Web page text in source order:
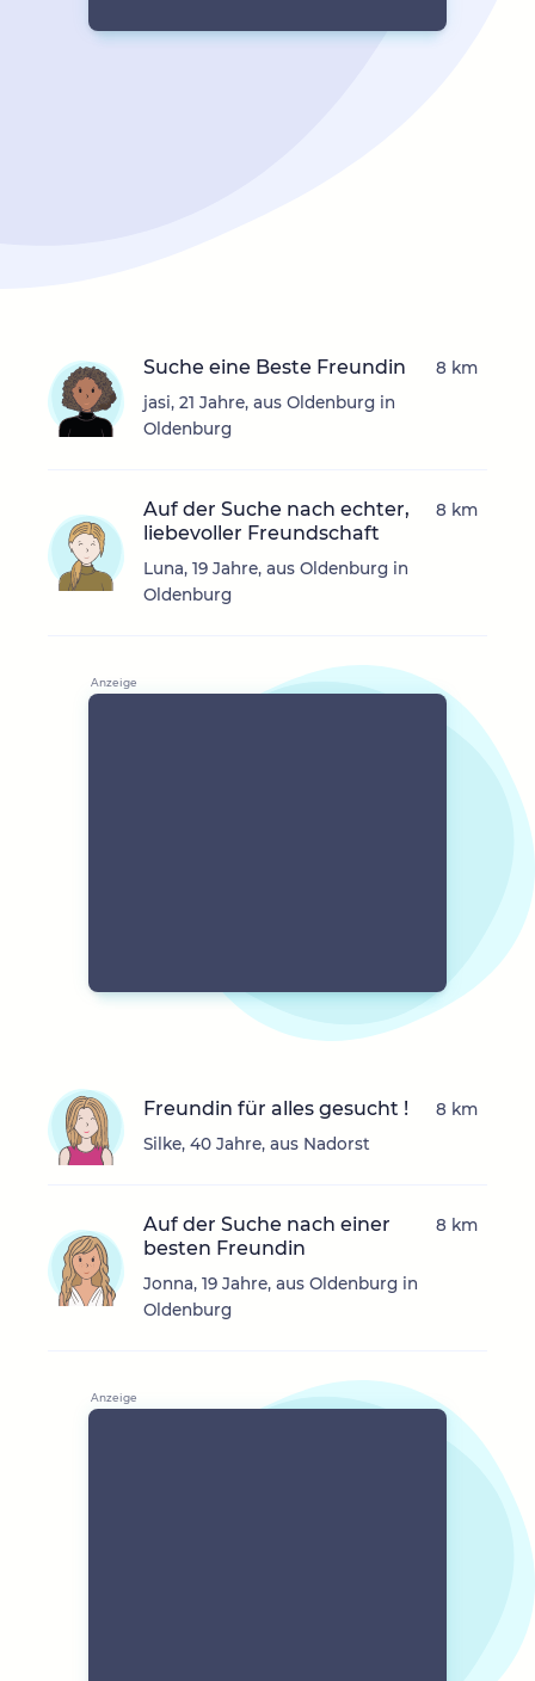
Suche eine Beste Freundin
jasi, 21 Jahre, aus Oldenburg in
Oldenburg
8 km
Auf der Suche nach echter,
liebevoller Freundschaft
Luna, 19 Jahre, aus Oldenburg in
Oldenburg
8 km
Freundin für alles gesucht !
Silke, 40 Jahre, aus Nadorst
8 km
Auf der Suche nach einer
besten Freundin
Jonna, 19 Jahre, aus Oldenburg in
Oldenburg
8 km